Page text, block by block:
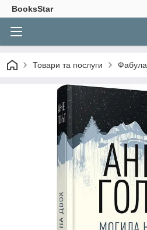
BooksStar
Товари та послуги Фабула